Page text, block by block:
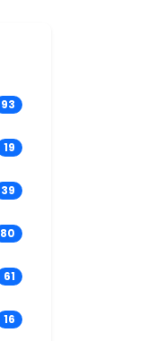
93
19
39
80
61
16